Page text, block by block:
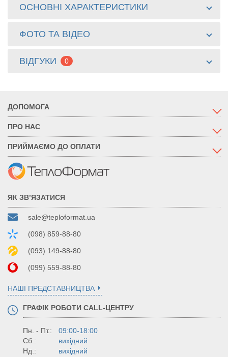
ОСНОВНІ ХАРАКТЕРИСТИКИ
ФОТО ТА ВІДЕО
ВІДГУКИ 0
ДОПОМОГА
ПРО НАС
ПРИЙМАЄМО ДО ОПЛАТИ
ЯК ЗВ’ЯЗАТИСЯ
sale@teploformat.ua
(098) 859-88-80
(093) 149-88-80
(099) 559-88-80
НАШІ ПРЕДСТАВНИЦТВА
ГРАФІК РОБОТИ CALL-ЦЕНТРУ
Пн. - Пт.:
09:00-18:00
Сб.:
вихідний
Нд.:
вихідний